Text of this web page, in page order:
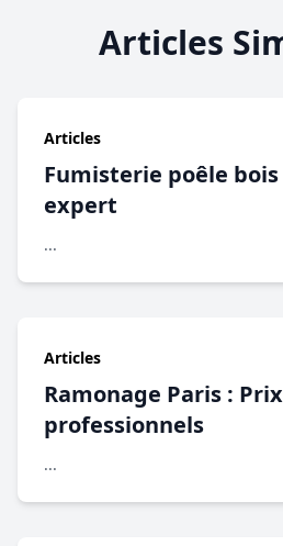
Articles
Articles
Fumisterie poêle
expert
...
Articles
Ramonage Paris :
professionnels
...